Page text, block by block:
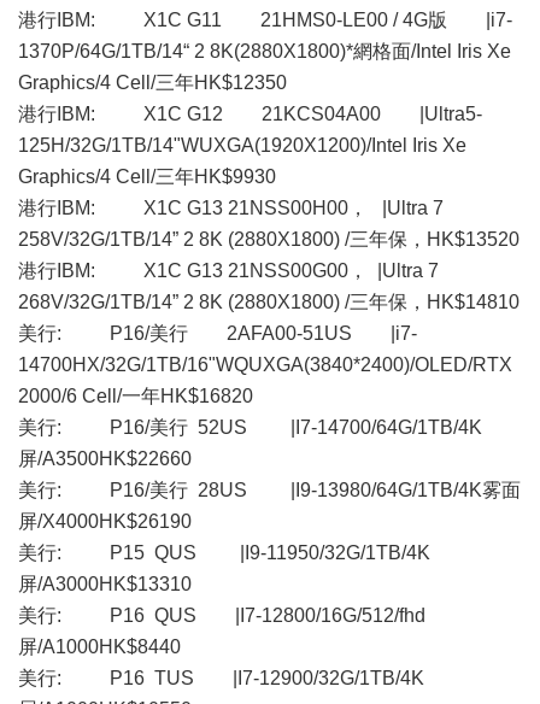
港行IBM: X1C G11 21HMS0-LE00 / 4G版 |i7-
1370P/64G/1TB/14“ 2 8K(2880X1800)*網格面/Intel Iris Xe
Graphics/4 Cell/三年HK$12350
港行IBM: X1C G12 21KCS04A00 |Ultra5-
125H/32G/1TB/14"WUXGA(1920X1200)/Intel Iris Xe
Graphics/4 Cell/三年HK$9930
港行IBM: X1C G13 21NSS00H00， |Ultra 7
258V/32G/1TB/14” 2 8K (2880X1800) /三年保，HK$13520
港行IBM: X1C G13 21NSS00G00， |Ultra 7
268V/32G/1TB/14” 2 8K (2880X1800) /三年保，HK$14810
美行: P16/美行 2AFA00-51US |i7-
14700HX/32G/1TB/16"WQUXGA(3840*2400)/OLED/RTX
2000/6 Cell/一年HK$16820
美行: P16/美行 52US |I7-14700/64G/1TB/4K
屏/A3500HK$22660
美行: P16/美行 28US |I9-13980/64G/1TB/4K雾面
屏/X4000HK$26190
美行: P15 QUS |I9-11950/32G/1TB/4K
屏/A3000HK$13310
美行: P16 QUS |I7-12800/16G/512/fhd
屏/A1000HK$8440
美行: P16 TUS |I7-12900/32G/1TB/4K